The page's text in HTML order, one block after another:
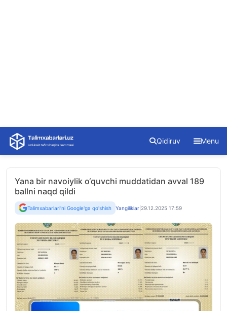
Skip
content
Qidiruv Menu
Yana bir navoiylik o‘quvchi muddatidan avval 189
ballni naqd qildi
Talimxabarlari'ni Google'ga qo'shish Yangiliklar 29.12.2025 17:59